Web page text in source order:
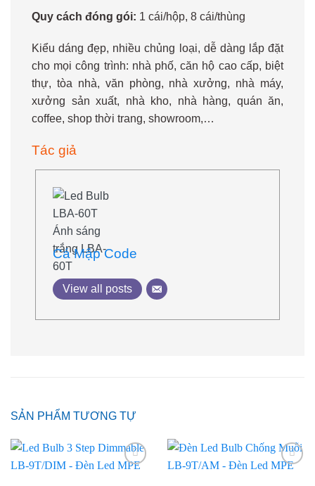
Quy cách đóng gói: 1 cái/hộp, 8 cái/thùng
Kiểu dáng đẹp, nhiều chủng loại, dễ dàng lắp đặt
cho mọi công trình: nhà phố, căn hộ cao cấp, biệt
thự, tòa nhà, văn phòng, nhà xưởng, nhà máy,
xưởng sản xuất, nhà kho, nhà hàng, quán ăn,
coffee, shop thời trang, showroom,…
Tác giả
Cá Mập Code
View all posts
SẢN PHẨM TƯƠNG TỰ